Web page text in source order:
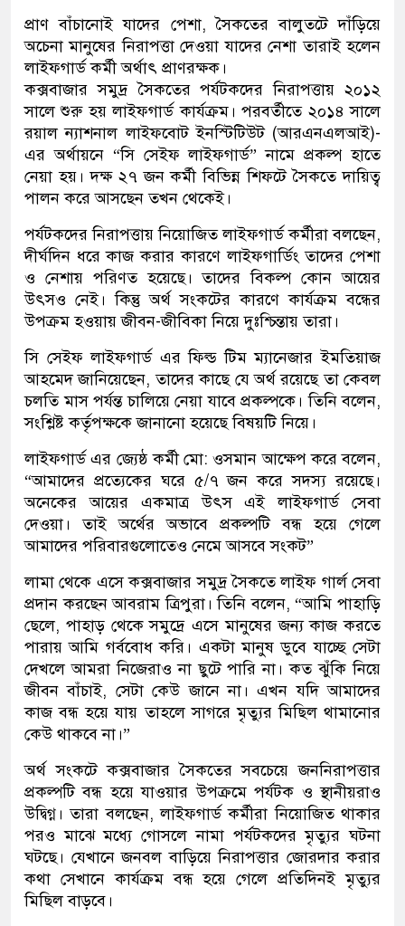
প্রাণ বাঁচানোই যাদের পেশা, সৈকতের বালুতটে দাঁড়িয়ে
অচেনা মানুষের নিরাপত্তা দেওয়া যাদের নেশা তারাই হলেন
লাইফগার্ড কর্মী অর্থাৎ প্রাণরক্ষক।
কক্সবাজার সমুদ্র সৈকতের পর্যটকদের নিরাপত্তায় ২০১২
সালে শুরু হয় লাইফগার্ড কার্যক্রম। পরবর্তীতে ২০১৪ সালে
রয়াল ন্যাশনাল লাইফবোট ইনস্টিটিউট (আরএনএলআই)-
এর অর্থায়নে “সি সেইফ লাইফগার্ড” নামে প্রকল্প হাতে
নেয়া হয়। দক্ষ ২৭ জন কর্মী বিভিন্ন শিফটে সৈকতে দায়িত্ব
পালন করে আসছেন তখন থেকেই।
পর্যটকদের নিরাপত্তায় নিয়োজিত লাইফগার্ড কর্মীরা বলছেন,
দীর্ঘদিন ধরে কাজ করার কারণে লাইফগার্ডিং তাদের পেশা
ও নেশায় পরিণত হয়েছে। তাদের বিকল্প কোন আয়ের
উৎসও নেই। কিন্তু অর্থ সংকটের কারণে কার্যক্রম বন্ধের
উপক্রম হওয়ায় জীবন-জীবিকা নিয়ে দুঃশ্চিন্তায় তারা।
সি সেইফ লাইফগার্ড এর ফিল্ড টিম ম্যানেজার ইমতিয়াজ
আহমেদ জানিয়েছেন, তাদের কাছে যে অর্থ রয়েছে তা কেবল
চলতি মাস পর্যন্ত চালিয়ে নেয়া যাবে প্রকল্পকে। তিনি বলেন,
সংশ্লিষ্ট কর্তৃপক্ষকে জানানো হয়েছে বিষয়টি নিয়ে।
লাইফগার্ড এর জ্যেষ্ঠ কর্মী মো: ওসমান আক্ষেপ করে বলেন,
“আমাদের প্রত্যেকের ঘরে ৫/৭ জন করে সদস্য রয়েছে।
অনেকের আয়ের একমাত্র উৎস এই লাইফগার্ড সেবা
দেওয়া। তাই অর্থের অভাবে প্রকল্পটি বন্ধ হয়ে গেলে
আমাদের পরিবারগুলোতেও নেমে আসবে সংকট”
লামা থেকে এসে কক্সবাজার সমুদ্র সৈকতে লাইফ গার্ল সেবা
প্রদান করছেন আবরাম ত্রিপুরা। তিনি বলেন, “আমি পাহাড়ি
ছেলে, পাহাড় থেকে সমুদ্রে এসে মানুষের জন্য কাজ করতে
পারায় আমি গর্ববোধ করি। একটা মানুষ ডুবে যাচ্ছে সেটা
দেখলে আমরা নিজেরাও না ছুটে পারি না। কত ঝুঁকি নিয়ে
জীবন বাঁচাই, সেটা কেউ জানে না। এখন যদি আমাদের
কাজ বন্ধ হয়ে যায় তাহলে সাগরে মৃত্যুর মিছিল থামানোর
কেউ থাকবে না।”
অর্থ সংকটে কক্সবাজার সৈকতের সবচেয়ে জননিরাপত্তার
প্রকল্পটি বন্ধ হয়ে যাওয়ার উপক্রমে পর্যটক ও স্থানীয়রাও
উদ্বিগ্ন। তারা বলছেন, লাইফগার্ড কর্মীরা নিয়োজিত থাকার
পরও মাঝে মধ্যে গোসলে নামা পর্যটকদের মৃত্যুর ঘটনা
ঘটছে। যেখানে জনবল বাড়িয়ে নিরাপত্তার জোরদার করার
কথা সেখানে কার্যক্রম বন্ধ হয়ে গেলে প্রতিদিনই মৃত্যুর
মিছিল বাড়বে।